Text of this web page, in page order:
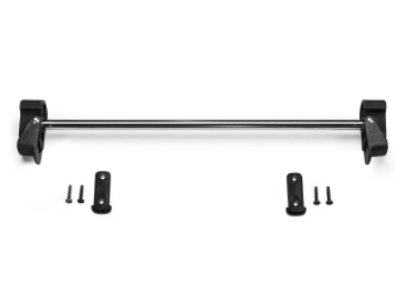
Hranilice, flašice i cucle
Monitori, Ogradice i tricikli
Posteljine, vrećice i baldahini